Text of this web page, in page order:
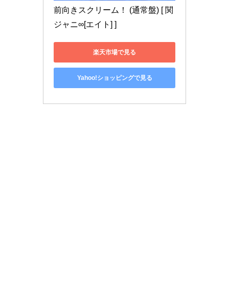
前向きスクリーム！ (通常盤) [ 関
ジャニ∞[エイト] ]
楽天市場で見る
Yahoo!ショッピングで見る